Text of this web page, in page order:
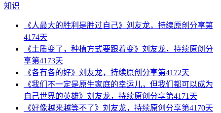
知识
《人最大的胜利是胜过自己》刘友龙，持续原创分享第
4174天
《土质变了，种植方式要跟着变》刘友龙，持续原创分
享第4173天
《各有各的好》刘友龙，持续原创分享第4172天
《我们不一定是原生家庭的幸运儿，但我们都可以成为
自己世界的英雄》刘友龙，持续原创分享第4171天
《好像越来越等不了》刘友龙，持续原创分享第4170天